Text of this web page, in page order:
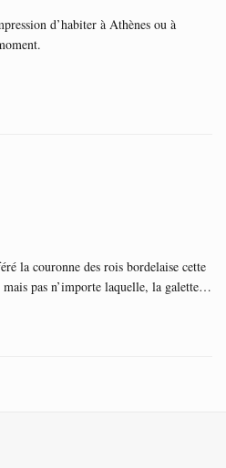
d’habiter à Athènes ou à
la couronne des rois bordelaise cette
pas n’importe laquelle, la galette…